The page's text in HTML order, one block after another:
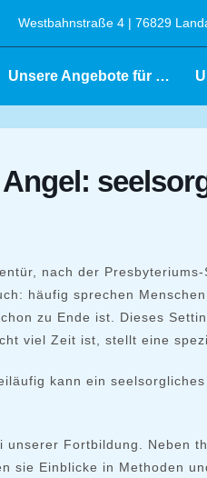
Westbahnstraße 4 | 76829
Unsere Angebote für …
nach der
häufig sprechen
zu Ende ist. Dieses
viel Zeit ist, stellt eine
kann ein
Fortbildung. Neben
sie Einblicke in Methoden